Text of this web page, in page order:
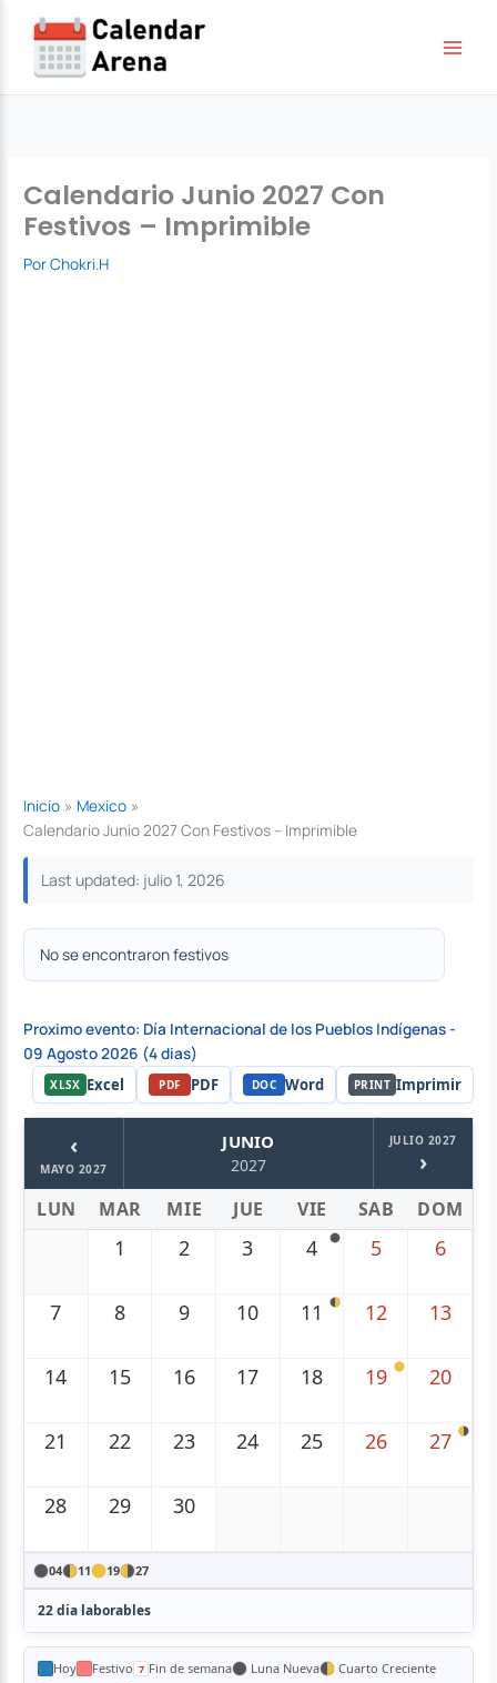
contenido
Calendario Junio 2027 Con
Festivos – Imprimible
PorChokri.H
Inicio
Mexico
Calendario Junio 2027 Con Festivos – Imprimible
Last updated: julio 1, 2026
No se encontraron festivos
Proximo evento: Día Internacional de los Pueblos Indígenas -
09 Agosto 2026 (4 dias)
XLSX Excel PDF PDF DOC Word PRINT Imprimir
‹
MAYO 2027
JUNIO
2027
JULIO 2027
›
LUN MAR MIE JUE VIE SAB DOM
1 2 3 4 5 6
7 8 9 10 11 12 13
14 15 16 17 18 19 20
21 22 23 24 25 26 27
28 29 30
04 11 19 27
22 dia laborables
Hoy Festivo Fin de semana Luna Nueva
Cuarto Creciente